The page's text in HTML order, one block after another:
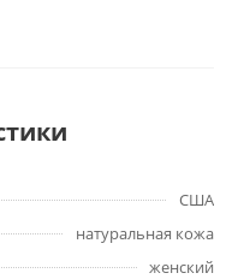
США
натуральная кожа
женский